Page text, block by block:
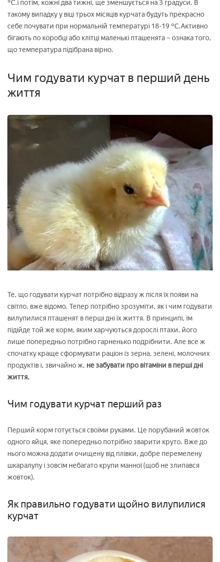
°С.і потім, кожні два тижні, ще зменшується на 3 градуси. В
такому випадку у віці трьох місяців курчата будуть прекрасно
себе почувати при нормальній температурі 18-19 °С.Активно
бігають по коробці або клітці маленькі пташенята – ознака того,
що температура підібрана вірно.
Чим годувати курчат в перший день
життя
Те, що годувати курчат потрібно відразу ж після їх появи на
світло, вже відомо. Тепер потрібно зрозуміти, як і чим годувати
вилупилися пташенят в перші дні їх життя. В принципі, їм
підійде той же корм, яким харчуються дорослі птахи, його
лише попередньо потрібно гарненько подрібнити. Але все ж
спочатку краще сформувати раціон із зерна, зелені, молочних
продуктів і, звичайно ж, не забувати про вітаміни в перші дні
життя.
Чим годувати курчат перший раз
Перший корм готується своїми руками. Це порубаний жовток
одного яйця, яке попередньо потрібно зварити круто. Вже до
нього можна додати очищену від плівки, добре перемелену
шкаралупу і зовсім небагато крупи манної (щоб не злипався
жовток).
Як правильно годувати щойно вилупилися
курчат